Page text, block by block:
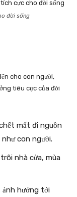
đời sống
cho con người,
tiêu cực của đời
mất đi nguồn
con người.
nhà cửa, mùa
ảnh hưởng tới